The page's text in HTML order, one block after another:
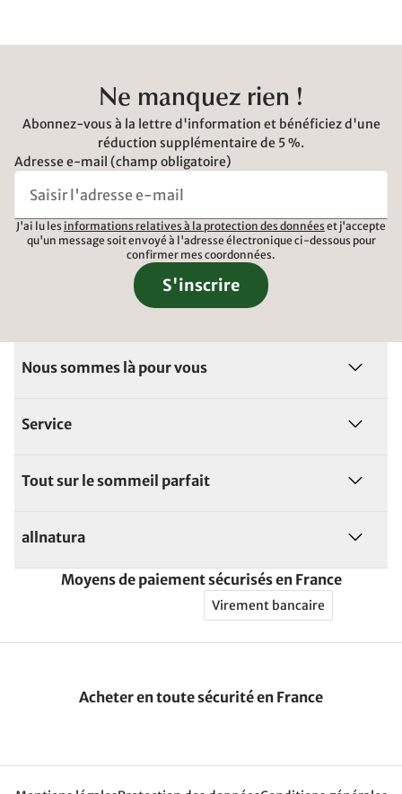
Ne manquez rien !
Abonnez-vous à la lettre d'information et bénéficiez d'une
réduction supplémentaire de 5 %.
Adresse e-mail (champ obligatoire)
J'ai lu les informations relatives à la protection des données et j'accepte
qu'un message soit envoyé à l'adresse électronique ci-dessous pour
confirmer mes coordonnées.
S'inscrire
Nous sommes là pour vous
Service
Tout sur le sommeil parfait
allnatura
Moyens de paiement sécurisés en France
Virement bancaire
Acheter en toute sécurité en France